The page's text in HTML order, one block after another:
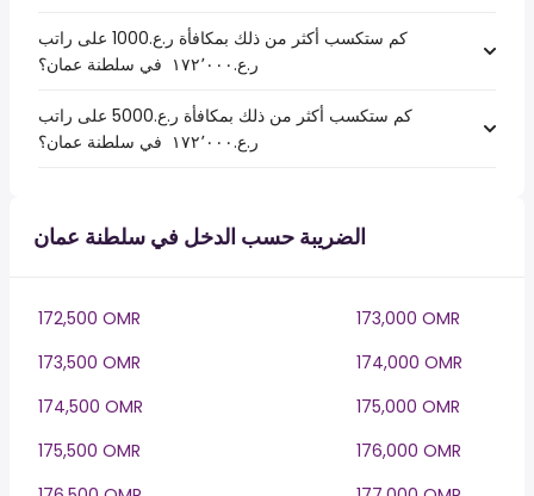
كم ستكسب أكثر من ذلك بمكافأة ر.ع.1000 على راتب
ر.ع.‏١٧٢٬٠٠٠ ‏ في سلطنة عمان؟
كم ستكسب أكثر من ذلك بمكافأة ر.ع.5000 على راتب
ر.ع.‏١٧٢٬٠٠٠ ‏ في سلطنة عمان؟
الضريبة حسب الدخل في سلطنة عمان
172,500 OMR
173,000 OMR
173,500 OMR
174,000 OMR
174,500 OMR
175,000 OMR
175,500 OMR
176,000 OMR